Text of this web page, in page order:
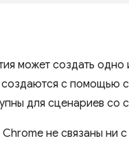
может создать
с помощью
для сценариев со
не связаны ни